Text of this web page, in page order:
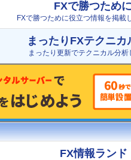
FXで勝つため
FXで勝つために役立つ情報を掲載
まったりFXテクニカ
まったり更新でテクニカル分析
FX情報ランド